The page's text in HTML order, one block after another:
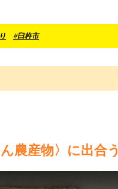
#臼杵市
農産物〉に出合う